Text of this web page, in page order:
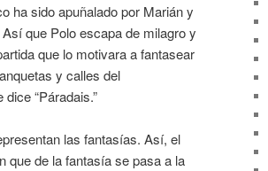
ha sido apuñalado por Marián y
que Polo escapa de milagro y
que lo motivara a fantasear
y calles del
“Páradais.”
las fantasías. Así, el
que de la fantasía se pasa a la